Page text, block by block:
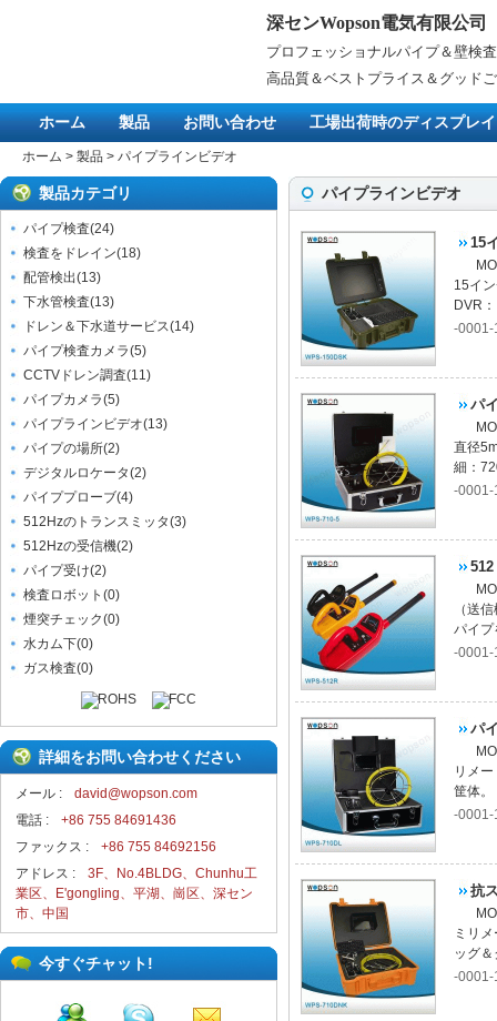
深センWopson電気有限公司
プロフェッショナルパイプ＆壁検
高品質＆ベストプライス＆グッド
ホーム 製品 お問い合わせ 工場出荷時のディスプレイ
ホーム > 製品 > パイプラインビデオ
製品カテゴリ
パイプ検査(24)
検査をドレイン(18)
配管検出(13)
下水管検査(13)
ドレン＆下水道サービス(14)
パイプ検査カメラ(5)
CCTVドレン調査(11)
パイプカメラ(5)
パイプラインビデオ(13)
パイプの場所(2)
デジタルロケータ(2)
パイププローブ(4)
512Hzのトランスミッタ(3)
512Hzの受信機(2)
パイプ受け(2)
検査ロボット (0)
煙突チェック(0)
水カム下(0)
ガス検査(0)
詳細をお問い合わせください
メール :
david@wopson.com
電話 :
+86 755 84691436
ファックス :
+86 755 84692156
アドレス :
3F、No.4BLDG、Chunhu工
業区、E'gongling、平湖、崗区、深セン
市、中国
今すぐチャット!
パイプラインビデオ
15
15イ
DVR
-0001-
パ
直径
細：
-0001-
（送
パイプ
-0001-
パ
リメ
筐体。
-0001-
抗
ミリ
ッグ
-0001-